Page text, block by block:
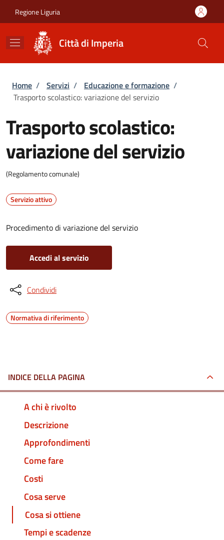
Regione Liguria
Città di Imperia
Briciole di pane
Home / Servizi / Educazione e formazione /
Trasporto scolastico: variazione del servizio
Trasporto scolastico:
variazione del servizio
(Regolamento comunale)
Servizio attivo
Procedimento di variazione del servizio
Accedi al servizio
Condividi
Normativa di riferimento
INDICE DELLA PAGINA
A chi è rivolto
Descrizione
Approfondimenti
Come fare
Costi
Cosa serve
Cosa si ottiene
Tempi e scadenze